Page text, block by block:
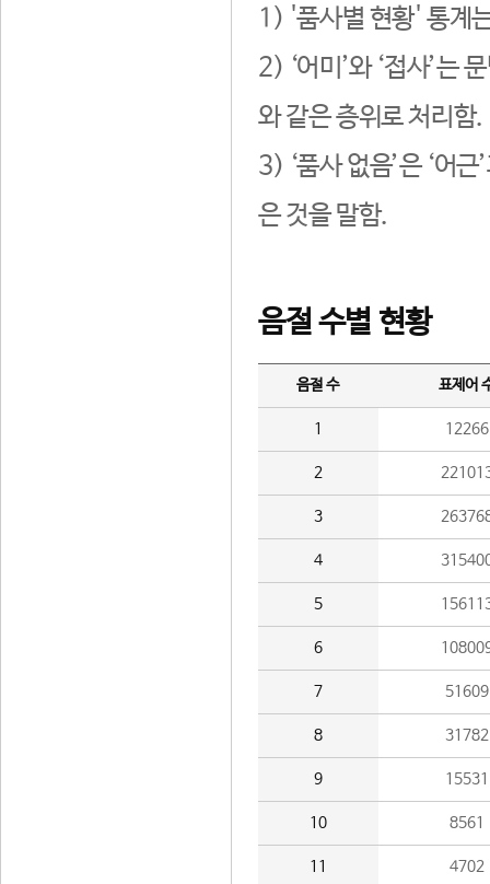
1) '품사별 현황' 통계
2) ‘어미’와 ‘접사’는
와 같은 층위로 처리함.
3) ‘품사 없음’은 ‘어
은 것을 말함.
음절 수별 현황
음절 수 표제어
1 12266
2
3
4
5
6
7 51609
8 31782
9 15531
10 8561
11 4702